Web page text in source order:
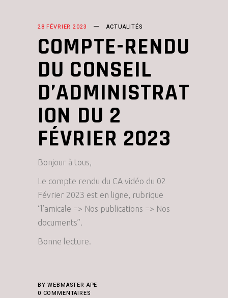
28 FÉVRIER 2023 ACTUALITÉS
COMPTE-RENDU
DU CONSEIL
D’ADMINISTRAT
ION DU 2
FÉVRIER 2023
Bonjour à tous,
Le compte rendu du CA vidéo du 02
Février 2023 est en ligne, rubrique
“l’amicale => Nos publications => Nos
documents”.
Bonne lecture.
BYWEBMASTER APE
0 COMMENTAIRES